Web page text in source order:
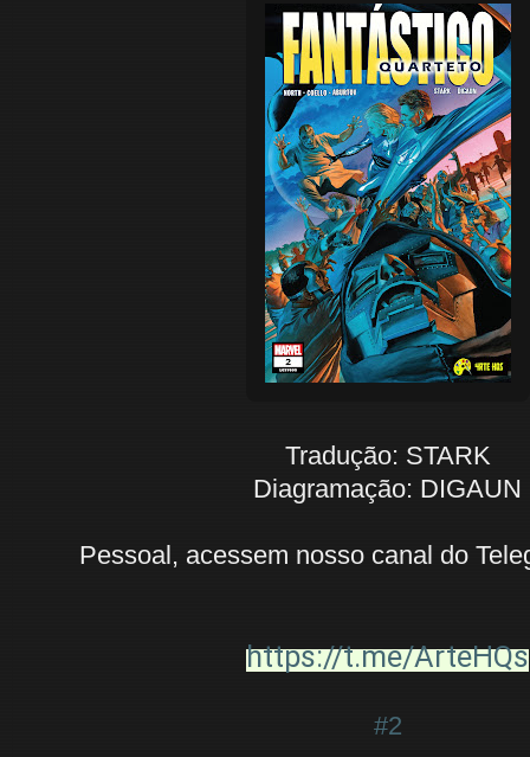
Tradução: STARK
Diagramação: DIGAUN
Pessoal, acessem nosso canal do
https://t.me/ArteHQs
#2